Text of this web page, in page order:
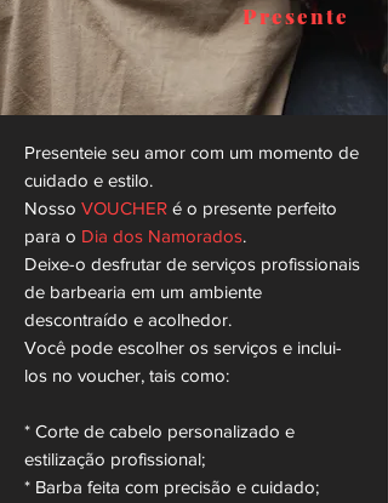
Presente
Presenteie seu amor com um momento de
cuidado e estilo.
Nosso VOUCHER é o presente perfeito
para o Dia dos Namorados.
Deixe-o desfrutar de serviços profissionais
de barbearia em um ambiente
descontraído e acolhedor.
Você pode escolher os serviços e inclui-
los no voucher, tais como:
* Corte de cabelo personalizado e
estilização profissional;
* Barba feita com precisão e cuidado;